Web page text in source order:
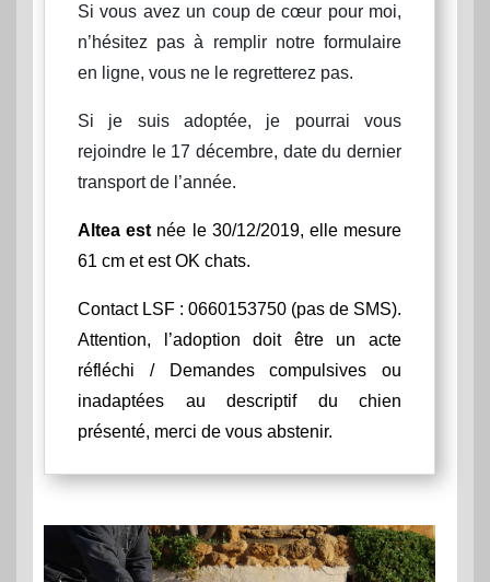
Si vous avez un coup de cœur pour moi,
n’hésitez pas à remplir notre formulaire
en ligne, vous ne le regretterez pas.
Si je suis adoptée, je pourrai vous
rejoindre le 17 décembre, date du dernier
transport de l’année.
Altea est née le 30/12/2019, elle mesure
61 cm et est OK chats.
Contact LSF : 0660153750 (pas de SMS).
Attention, l’adoption doit être un acte
réfléchi / Demandes compulsives ou
inadaptées au descriptif du chien
présenté, merci de vous abstenir.